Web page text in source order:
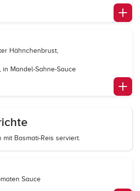
Hähnchenbrust,
in Mandel-Sahne-Sauce
Basmati-Reis serviert.
Sauce